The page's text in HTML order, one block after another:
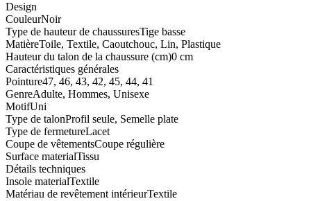
Design
CouleurNoir
Type de hauteur de chaussuresTige basse
MatièreToile, Textile, Caoutchouc, Lin, Plastique
Hauteur du talon de la chaussure (cm)0 cm
Caractéristiques générales
Pointure47, 46, 43, 42, 45, 44, 41
GenreAdulte, Hommes, Unisexe
MotifUni
Type de talonProfil seule, Semelle plate
Type de fermetureLacet
Coupe de vêtementsCoupe régulière
Surface materialTissu
Détails techniques
Insole materialTextile
Matériau de revêtement intérieurTextile